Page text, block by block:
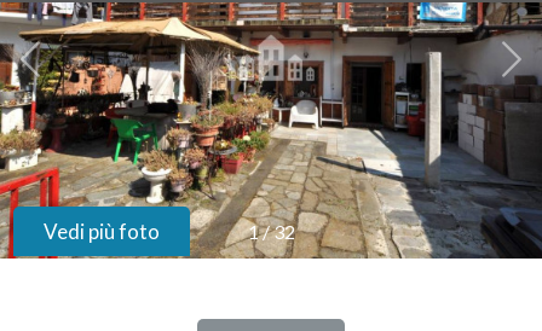
1/32
Vedi più foto
SIAMO
IMMOBILI
SERVIZI
DICONO
Vendita
Affitto
Scegli
dove
cercare